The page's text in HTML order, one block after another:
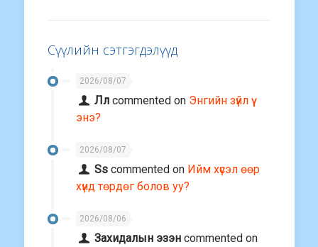
Сүүлийн сэтгэгдэлүүд
2026/08/07
Лл commented on Энгийн зүйл үү
энэ?
2026/08/07
Ss commented on Ийм хүсэл өөр
хүнд төрдөг болов уу?
2026/08/06
Захидалын эзэн commented on